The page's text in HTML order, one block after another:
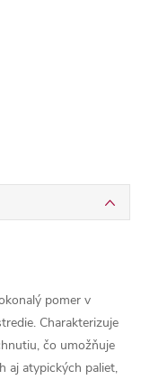
pomer v
Charakterizuje
čo umožňuje
aj atypických paliet,